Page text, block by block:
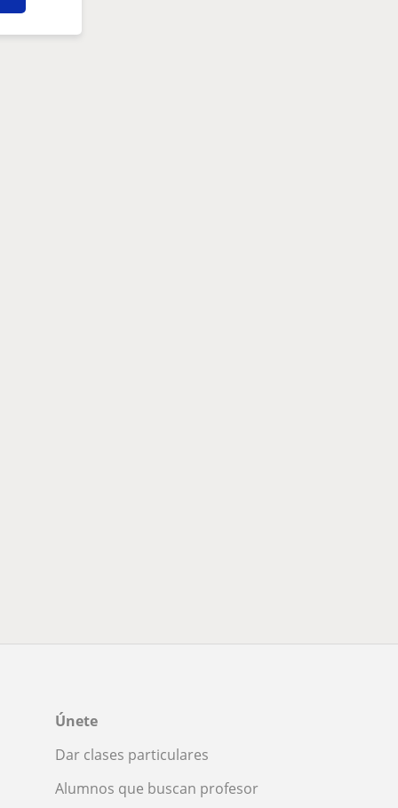
Únete
Dar clases particulares
Alumnos que buscan profesor